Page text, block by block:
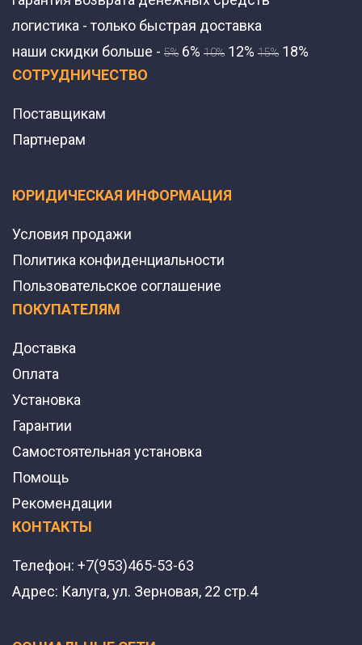
логистика - только быстрая доставка
наши скидки больше - 5% 6% 10% 12% 15% 18%
СОТРУДНИЧЕСТВО
Поставщикам
Партнерам
ЮРИДИЧЕСКАЯ ИНФОРМАЦИЯ
Условия продажи
Политика конфиденциальности
Пользовательское соглашение
ПОКУПАТЕЛЯМ
Доставка
Оплата
Установка
Гарантии
Самостоятельная установка
Помощь
Рекомендации
КОНТАКТЫ
Телефон: +7(953)465-53-63
Адрес: Калуга, ул. Зерновая, 22 стр.4